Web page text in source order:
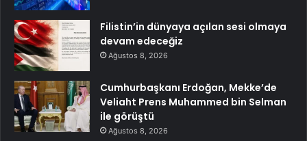
Filistin’in dünyaya açılan sesi olmaya
devam edeceğiz
Ağustos 8, 2026
Cumhurbaşkanı Erdoğan, Mekke’de
Veliaht Prens Muhammed bin Selman
ile görüştü
Ağustos 8, 2026